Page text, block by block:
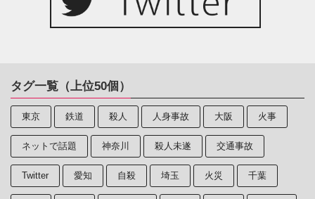
タグ一覧（上位50個）
東京 鉄道 殺人 人身事故 大阪 火事
ネットで話題 神奈川 殺人未遂 交通事故
Twitter 愛知 自殺 埼玉 火災 千葉